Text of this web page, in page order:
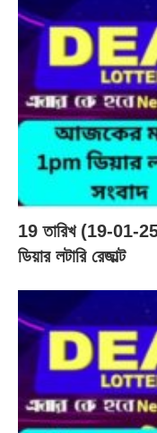
19 তারিখ (19-01-25)
ডিয়ার লটারি রেজাল্ট